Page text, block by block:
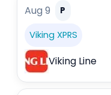
Aug 9 P
Viking XPRS
Viking Line